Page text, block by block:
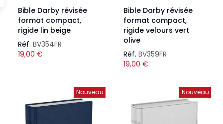
Bible Darby révisée
format compact,
rigide lin beige
Réf. BV354FR
19,00 €
Bible Darby révisée
format compact,
rigide velours vert
olive
Réf. BV359FR
19,00 €
Nouveau Nouveau